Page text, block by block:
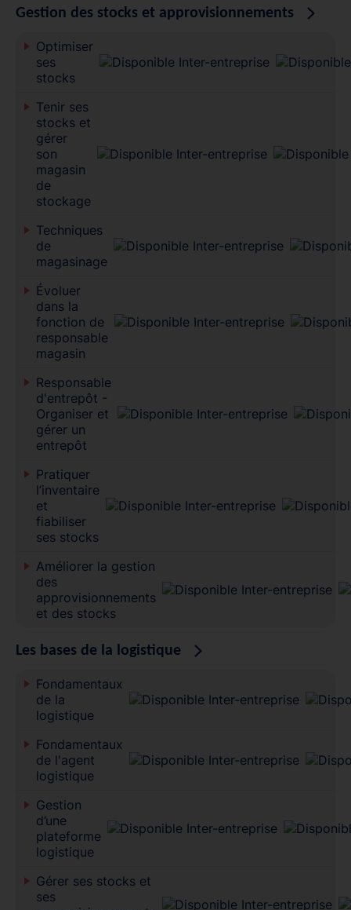
Gestion des stocks et approvisionnements
Optimiser
ses
stocks
Tenir ses
stocks et
gérer
son
magasin
de
stockage
Techniques
de
magasinage
Évoluer
dans la
fonction de
responsable
magasin
Responsable
d'entrepôt -
Organiser et
gérer un
entrepôt
Pratiquer
l’inventaire
et
fiabiliser
ses stocks
Améliorer la gestion
des
approvisionnements
et des stocks
Les bases de la logistique
Fondamentaux
de la
logistique
Fondamentaux
de l'agent
logistique
Gestion
d’une
plateforme
logistique
Gérer ses stocks et
ses